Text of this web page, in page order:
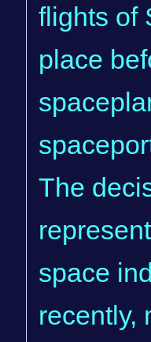
flights of
place
The
space
recently,